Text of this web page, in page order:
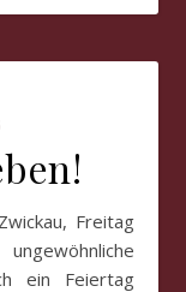
ein Feiertag